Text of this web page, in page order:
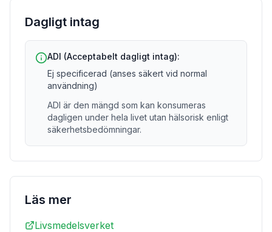
Dagligt intag
ADI (Acceptabelt dagligt intag):
Ej specificerad (anses säkert vid normal
användning)
ADI är den mängd som kan konsumeras
dagligen under hela livet utan hälsorisk enligt
säkerhetsbedömningar.
Läs mer
Livsmedelsverket